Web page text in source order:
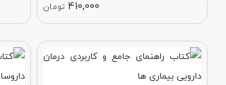
410,000 تومان